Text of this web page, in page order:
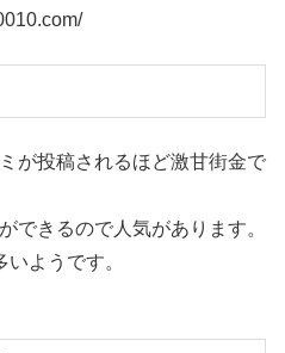
が投稿されるほど激甘街金で
できるので人気があります。
ようです。